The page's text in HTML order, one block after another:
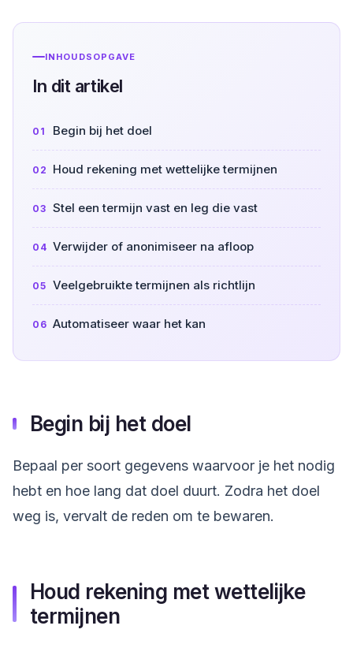
INHOUDSOPGAVE
In dit artikel
Begin bij het doel
Houd rekening met wettelijke termijnen
Stel een termijn vast en leg die vast
Verwijder of anonimiseer na afloop
Veelgebruikte termijnen als richtlijn
Automatiseer waar het kan
Begin bij het doel
Bepaal per soort gegevens waarvoor je het nodig
hebt en hoe lang dat doel duurt. Zodra het doel
weg is, vervalt de reden om te bewaren.
Houd rekening met wettelijke
termijnen